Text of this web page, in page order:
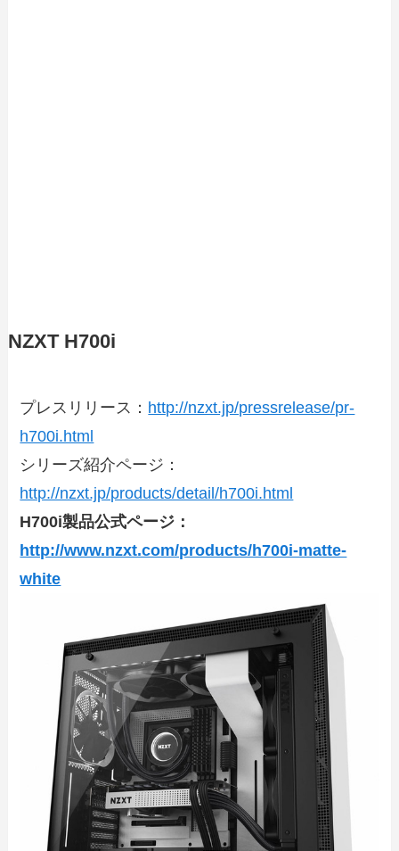
NZXT H700i
プレスリリース： http://nzxt.jp/pressrelease/pr-
h700i.html
シリーズ紹介ページ：
http://nzxt.jp/products/detail/h700i.html
H700i製品公式ページ：
http://www.nzxt.com/products/h700i-matte-
white